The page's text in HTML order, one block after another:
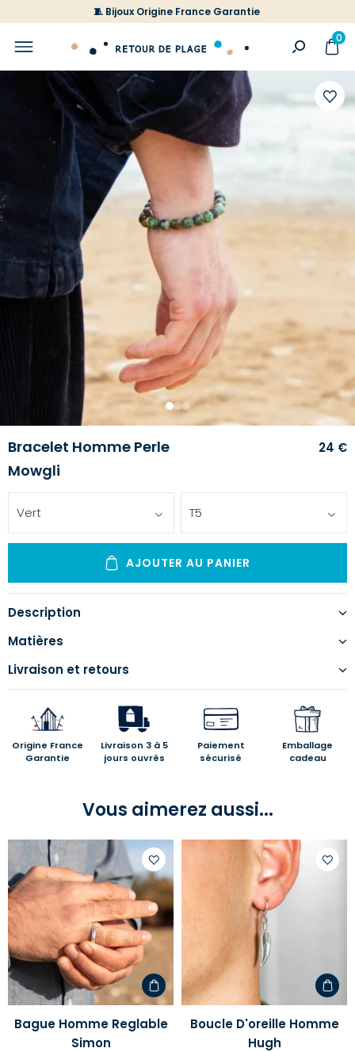
🧵 Bijoux Origine France Garantie
0
1 23
Bracelet Homme Perle
Mowgli
24 €
Vert T5
AJOUTER AU PANIER
Description
Matières
Livraison et retours
Origine France
Garantie
Livraison 3 à 5
jours ouvrés
Paiement
sécurisé
Emballage
cadeau
Vous aimerez aussi...
Ajouter
à
votre
liste
d'envies
Bague Homme Reglable
Simon
Boucle D'oreille Homme
Hugh